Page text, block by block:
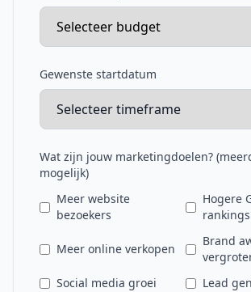
Gewenste startdatum
Wat zijn jouw marketingdoelen?
mogelijk)
Meer website
bezoekers
Hogere
rankings
Meer online verkopen
Brand
Social media groei
Lead